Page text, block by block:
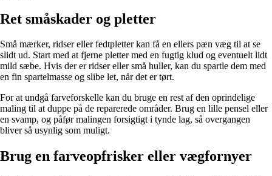
Ret småskader og pletter
Små mærker, ridser eller fedtpletter kan få en ellers pæn væg til at se
slidt ud. Start med at fjerne pletter med en fugtig klud og eventuelt lidt
mild sæbe. Hvis der er ridser eller små huller, kan du spartle dem med
en fin spartelmasse og slibe let, når det er tørt.
For at undgå farveforskelle kan du bruge en rest af den oprindelige
maling til at duppe på de reparerede områder. Brug en lille pensel eller
en svamp, og påfør malingen forsigtigt i tynde lag, så overgangen
bliver så usynlig som muligt.
Brug en farveopfrisker eller vægfornyer